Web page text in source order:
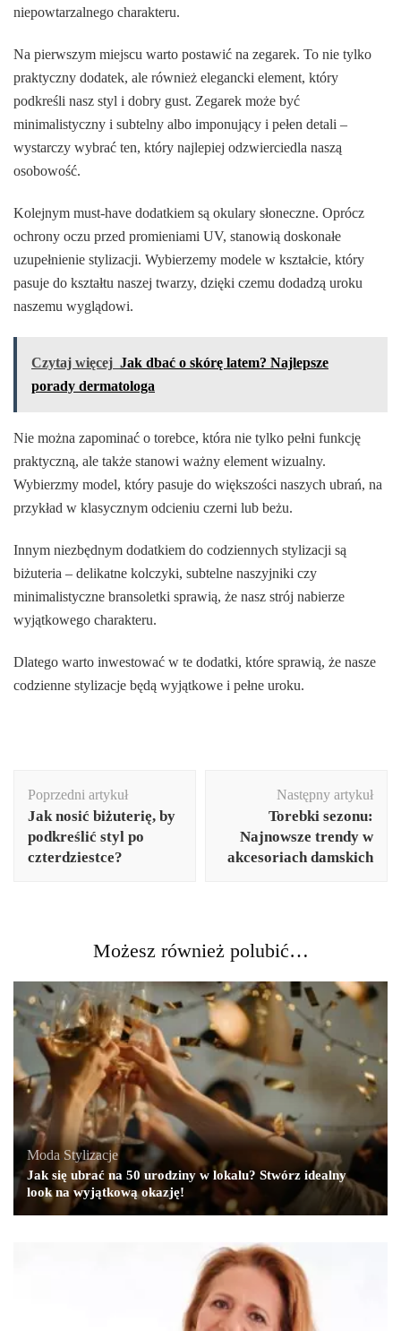
niepowtarzalnego charakteru.
Na pierwszym miejscu warto postawić na zegarek. To nie tylko
praktyczny dodatek, ale również elegancki element, który
podkreśli nasz styl i dobry gust. Zegarek może być
minimalistyczny i subtelny albo imponujący i pełen detali –
wystarczy wybrać ten, który najlepiej odzwierciedla naszą
osobowość.
Kolejnym must-have dodatkiem są okulary słoneczne. Oprócz
ochrony oczu przed promieniami UV, stanowią doskonałe
uzupełnienie stylizacji. Wybierzemy modele w kształcie, który
pasuje do kształtu naszej twarzy, dzięki czemu dodadzą uroku
naszemu wyglądowi.
Czytaj więcej Jak dbać o skórę latem? Najlepsze
porady dermatologa
Nie można zapominać o torebce, która nie tylko pełni funkcję
praktyczną, ale także stanowi ważny element wizualny.
Wybierzmy model, który pasuje do większości naszych ubrań, na
przykład w klasycznym odcieniu czerni lub beżu.
Innym niezbędnym dodatkiem do codziennych stylizacji są
biżuteria – delikatne kolczyki, subtelne naszyjniki czy
minimalistyczne bransoletki sprawią, że nasz strój nabierze
wyjątkowego charakteru.
Dlatego warto inwestować w te dodatki, które sprawią, że nasze
codzienne stylizacje będą wyjątkowe i pełne uroku.
wpisu
Poprzedni artykuł
Jak nosić biżuterię, by
podkreślić styl po
czterdziestce?
Następny artykuł
Torebki sezonu:
Najnowsze trendy w
akcesoriach damskich
Możesz również polubić…
Moda,Stylizacje
Jak się ubrać na 50 urodziny w lokalu? Stwórz idealny
look na wyjątkową okazję!